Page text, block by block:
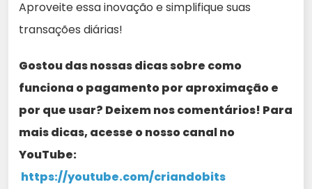
Aproveite essa inovação e simplifique suas
transações diárias!
Gostou das nossas dicas sobre como
funciona o pagamento por aproximação e
por que usar? Deixem nos comentários! Para
mais dicas, acesse o nosso canal no
YouTube:
https://youtube.com/criandobits